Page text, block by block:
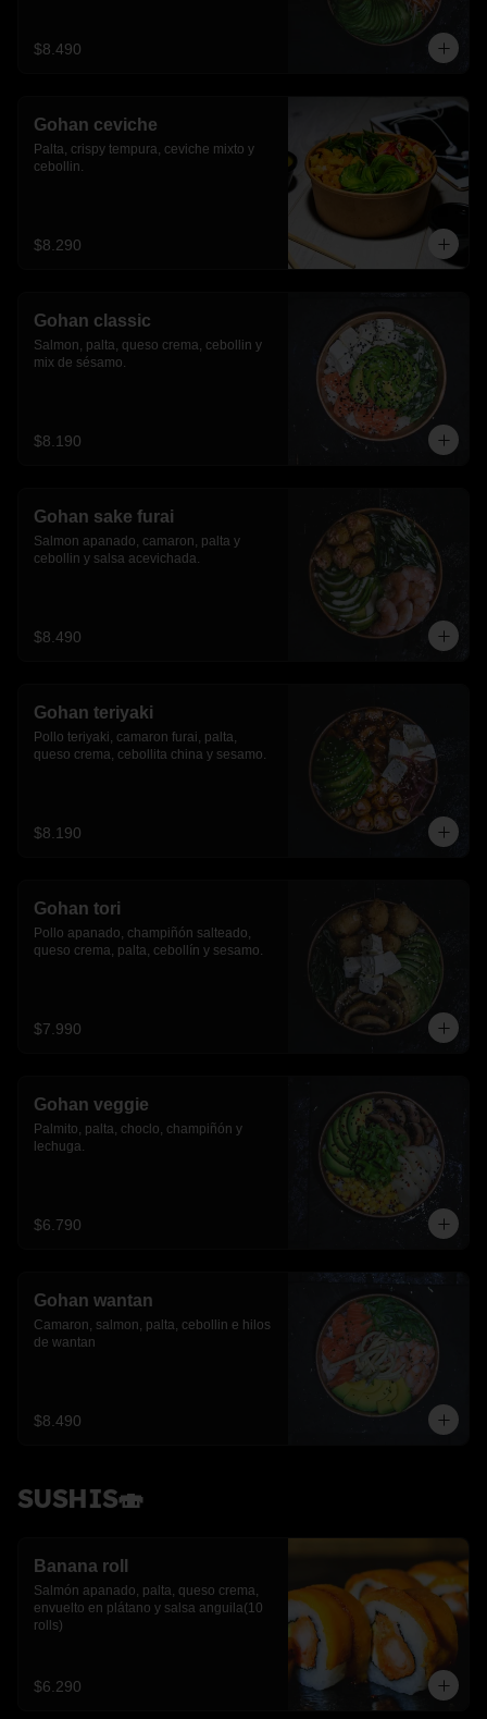
$8.490
Gohan ceviche
Palta, crispy tempura, ceviche mixto y
cebollin.
$8.290
Gohan classic
Salmon, palta, queso crema, cebollin y
mix de sésamo.
$8.190
Gohan sake furai
Salmon apanado, camaron, palta y
cebollin y salsa acevichada.
$8.490
Gohan teriyaki
Pollo teriyaki, camaron furai, palta,
queso crema, cebollita china y sesamo.
$8.190
Gohan tori
Pollo apanado, champiñón salteado,
queso crema, palta, cebollín y sesamo.
$7.990
Gohan veggie
Palmito, palta, choclo, champiñón y
lechuga.
$6.790
Gohan wantan
Camaron, salmon, palta, cebollin e hilos
de wantan
$8.490
SUSHIS🍣
Banana roll
Salmón apanado, palta, queso crema,
envuelto en plátano y salsa anguila(10
rolls)
$6.290